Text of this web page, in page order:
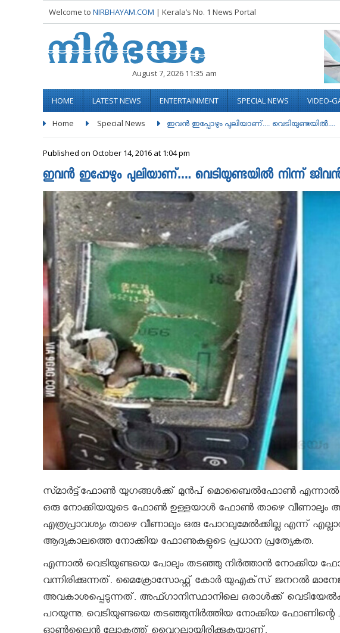
Welcome to NIRBHAYAM.COM | Kerala’s No. 1 News Portal
August 7, 2026 11:35 am
HOME LATEST NEWS ENTERTAINMENT SPECIAL NEWS VIDEO-
Home Special News ഇവന്‍ ഇപ്പോഴും പുലിയാണ്.... വെടിയുണ്ടയിൽ....
Published on October 14, 2016 at 1:04 pm
ഇവന്‍ ഇപ്പോഴും പുലിയാണ്…. വെടിയുണ്ടയിൽ നിന്ന് ജീവൻ
സ്‍മാര്‍ട്ട്ഫോണ്‍ യുഗങ്ങൾക്ക് മുന്‍പ് മൊബൈല്‍ഫോണ്‍ എന്നാല്‍
ഒരു നോക്കിയയുടെ ഫോണ്‍ ഉള്ളയാള്‍ ഫോണ്‍ താഴെ വീണാലും
എത്രപ്രാവശ്യം താഴെ വീണാലും ഒരു പോറലുമേല്‍ക്കില്ല എന്ന്
ആദ്യകാലത്തെ നോക്കിയ ഫോണുകളുടെ പ്രധാന പ്രത്യേകത.
എന്നാല്‍ വെടിയുണ്ടയെ പോലും തടഞ്ഞു നിര്‍ത്താന്‍ നോക്കിയ
വന്നിരിക്കുന്നത്. മൈക്രോസോഫ്റ്റ് കോര്‍ യുഎക്‌സ് ജനറല്‍
അവകാശപ്പെടുന്നത്. അഫ്ഗാനിസ്ഥാനിലെ ഒരാള്‍ക്ക്
പറയുന്നു. വെടിയുണ്ടയെ തടഞ്ഞുനിര്‍ത്തിയ നോക്കിയ ഫോണിന്റെ